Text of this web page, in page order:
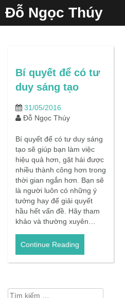
to
content
Đỗ Ngọc Thúy
Bí quyết để có tư
duy sáng tạo
31/05/2016
Đỗ Ngọc Thúy
Bí quyết để có tư duy sáng
tạo sẽ giúp bạn làm việc
hiệu quả hơn, gặt hái được
nhiều thành công hơn trong
thời gian ngắn hơn. Bạn sẽ
là người luôn có những ý
tưởng hay để giải quyết
hầu hết vấn đề. Hãy tham
khảo và thường xuyên…
Continue Reading
Tìm